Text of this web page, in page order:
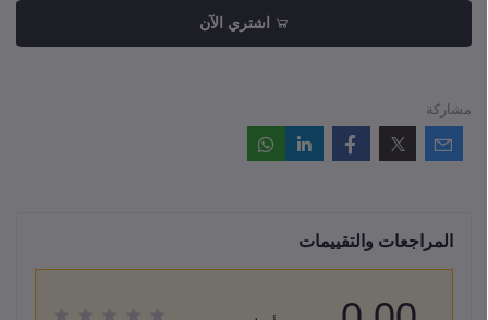
اشتري الآن
مشاركة
المراجعات والتقييمات